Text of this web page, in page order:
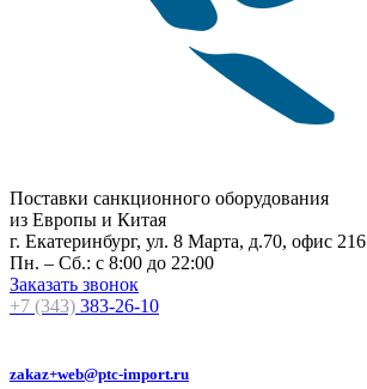
Поставки санкционного оборудования
из Европы и Китая
г. Екатеринбург, ул. 8 Марта, д.70, офис 216
Пн. – Сб.: с 8:00 до 22:00
Заказать звонок
+7 (343) 383-26-10
zakaz+web@ptc-import.ru